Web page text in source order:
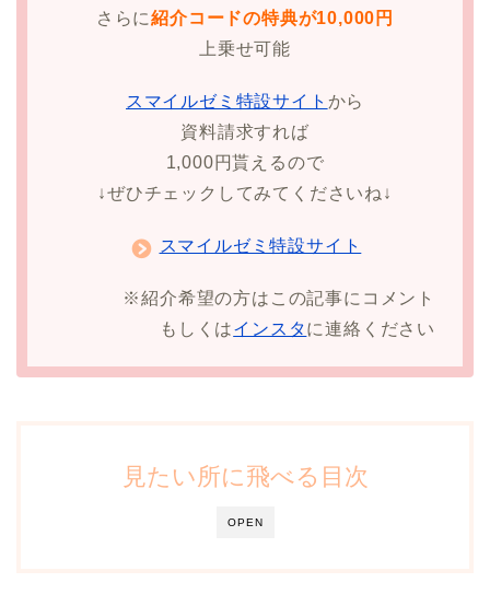
さらに紹介コードの特典が10,000円
上乗せ可能
スマイルゼミ特設サイト から
資料請求すれば
1,000円貰えるので
↓ぜひチェックしてみてくださいね↓
スマイルゼミ特設サイト
※紹介希望の方はこの記事にコメント
もしくはインスタに連絡ください
OPEN
見たい所に飛べる目次